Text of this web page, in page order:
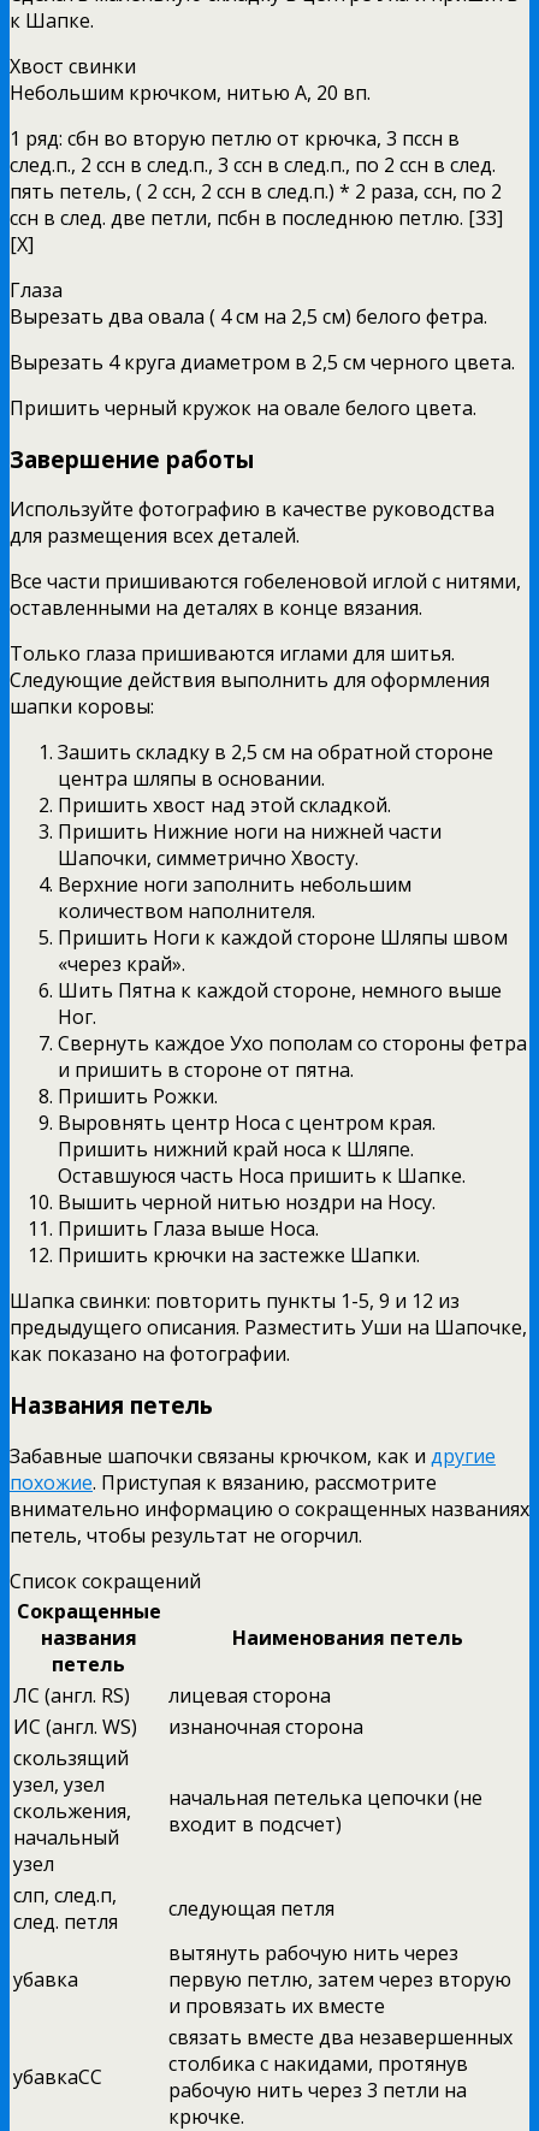
к Шапке.
Хвост свинки
Небольшим крючком, нитью А, 20 вп.
1 ряд: сбн во вторую петлю от крючка, 3 пссн в
след.п., 2 ссн в след.п., 3 ссн в след.п., по 2 ссн в след.
пять петель, ( 2 ссн, 2 ссн в след.п.) * 2 раза, ссн, по 2
ссн в след. две петли, псбн в последнюю петлю. [33]
[Х]
Глаза
Вырезать два овала ( 4 см на 2,5 см) белого фетра.
Вырезать 4 круга диаметром в 2,5 см черного цвета.
Пришить черный кружок на овале белого цвета.
Завершение работы
Используйте фотографию в качестве руководства
для размещения всех деталей.
Все части пришиваются гобеленовой иглой с нитями,
оставленными на деталях в конце вязания.
Только глаза пришиваются иглами для шитья.
Следующие действия выполнить для оформления
шапки коровы:
Зашить складку в 2,5 см на обратной стороне
центра шляпы в основании.
Пришить хвост над этой складкой.
Пришить Нижние ноги на нижней части
Шапочки, симметрично Хвосту.
Верхние ноги заполнить небольшим
количеством наполнителя.
Пришить Ноги к каждой стороне Шляпы швом
«через край».
Шить Пятна к каждой стороне, немного выше
Ног.
Свернуть каждое Ухо пополам со стороны фетра
и пришить в стороне от пятна.
Пришить Рожки.
Выровнять центр Носа с центром края.
Пришить нижний край носа к Шляпе.
Оставшуюся часть Носа пришить к Шапке.
Вышить черной нитью ноздри на Носу.
Пришить Глаза выше Носа.
Пришить крючки на застежке Шапки.
Шапка свинки: повторить пункты 1-5, 9 и 12 из
предыдущего описания. Разместить Уши на Шапочке,
как показано на фотографии.
Названия петель
Забавные шапочки связаны крючком, как и другие
похожие. Приступая к вязанию, рассмотрите
внимательно информацию о сокращенных названиях
петель, чтобы результат не огорчил.
Список сокращений
Сокращенные
названия
петель
Наименования петель
ЛС (англ. RS)
лицевая сторона
ИС (англ. WS)
изнаночная сторона
скользящий
узел, узел
скольжения,
начальный
узел
начальная петелька цепочки (не
входит в подсчет)
слп, след.п,
след. петля
следующая петля
убавка
вытянуть рабочую нить через
первую петлю, затем через вторую
и провязать их вместе
убавкаСС
связать вместе два незавершенных
столбика с накидами, протянув
рабочую нить через 3 петли на
крючке.